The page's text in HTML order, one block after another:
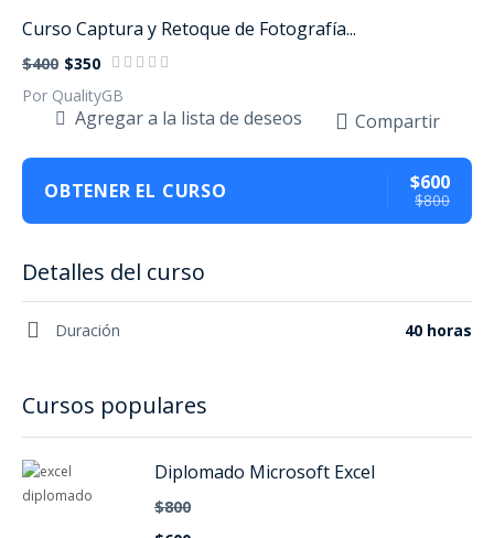
Curso Captura y Retoque de Fotografía...
$400 $350
Por QualityGB
Agregar a la lista de deseos Compartir
OBTENER EL CURSO $600
$800
Detalles del curso
Duración 40 horas
Cursos populares
Diplomado Microsoft Excel
$800